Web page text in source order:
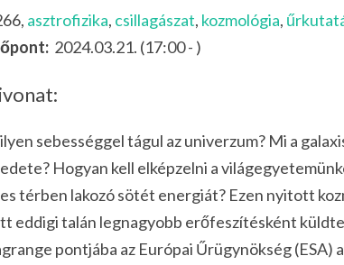
asztrofizika, csillagászat, kozmológia,
2024.03.21. (17:00 - )
sebességgel tágul az univerzum? Mi a
Hogyan kell elképzelni a
térben lakozó sötét energiát? Ezen nyitott
eddigi talán legnagyobb erőfeszítésként
pontjába az Európai Űrügynökség (ESA)